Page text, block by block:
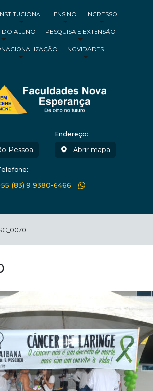
ENSINO INGRESSO
DO ALUNO PESQUISA E EXTENSÃO
NOVIDADES
Pessoa
Endereço:
Abrir mapa
(83) 9 9380-6466